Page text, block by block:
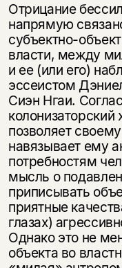
Отрицание
напрямую
субъектно-
власти, между
и ее (или его)
эссеистом
Сиэн Нгаи.
позволяет
навязывает ему
потребностям
мысль о
приписывать
приятные
глазах)
Однако это не
объекта во